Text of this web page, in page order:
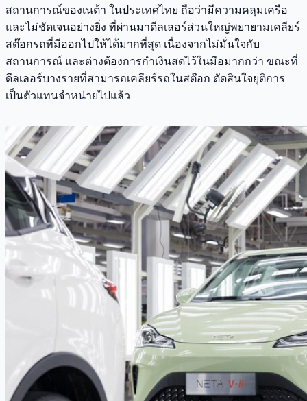
สถานการณ์ของเนต้า ในประเทศไทย ถือว่ามีความคลุมเครือ
และไม่ชัดเจนอย่างยิ่ง ที่ผ่านมาดีลเลอร์ส่วนใหญ่พยายามเคลียร์
สต๊อกรถที่มีออกไปให้ได้มากที่สุด เนื่องจากไม่มั่นใจกับ
สถานการณ์ และต่างต้องการกำเงินสดไว้ในมือมากกว่า ขณะที่
ดีลเลอร์บางรายที่สามารถเคลียร์รถในสต๊อก ตัดสินใจยุติการ
เป็นตัวแทนจำหน่ายไปแล้ว